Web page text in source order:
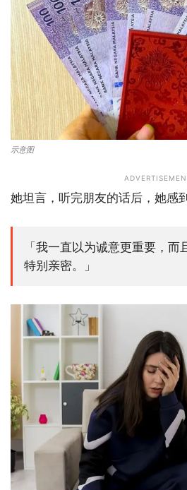
示意图
她坦言，听完朋友的话后，她感
「我一直以为诚意更重要，
特别亲密。」